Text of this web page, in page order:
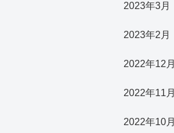
2023年3月
2023年2月
2022年12月
2022年11月
2022年10月